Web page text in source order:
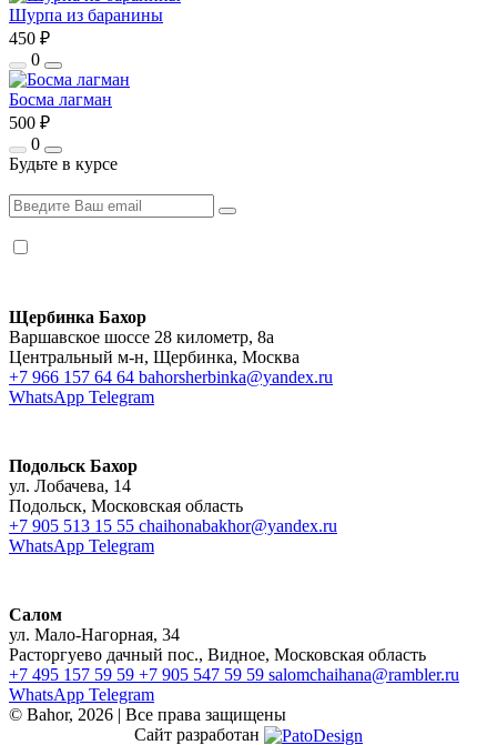
Шурпа из баранины
450 ₽
0
Босма лагман
500 ₽
0
Будьте в курсе
Щербинка Бахор
Варшавское шоссе 28 километр, 8а
Центральный м-н, Щербинка, Москва
+7 966 157 64 64 bahorsherbinka@yandex.ru
WhatsApp Telegram
Подольск Бахор
ул. Лобачева, 14
Подольск, Московская область
+7 905 513 15 55 chaihonabakhor@yandex.ru
WhatsApp Telegram
Салом
ул. Мало-Нагорная, 34
Расторгуево дачный пос., Видное, Московская область
+7 495 157 59 59 +7 905 547 59 59 salomchaihana@rambler.ru
WhatsApp Telegram
© Bahor, 2026 | Все права защищены
Сайт разработан